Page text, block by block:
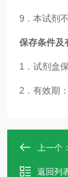
9．本试剂
保存条件及
1．试剂盒
2．有效期
上一个：
返回列